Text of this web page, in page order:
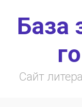
База
Сайт